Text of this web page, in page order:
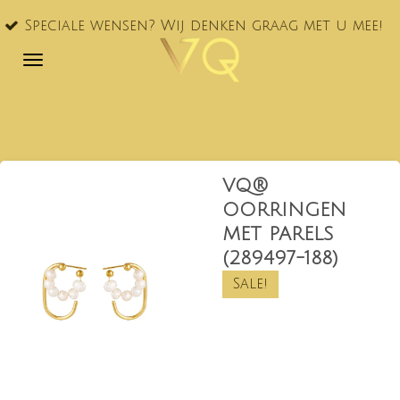
Ga
naar
wensen? Wij denken graag met u mee!
VQ®
OORRINGEN
MET PARELS
(289497-188)
Sale!